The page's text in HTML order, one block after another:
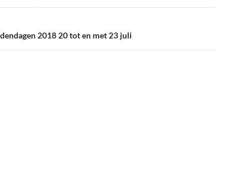
2018 20 tot en met 23 juli